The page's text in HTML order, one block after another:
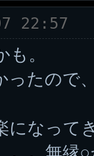
22:57
。
ったので
になって
。。無縁